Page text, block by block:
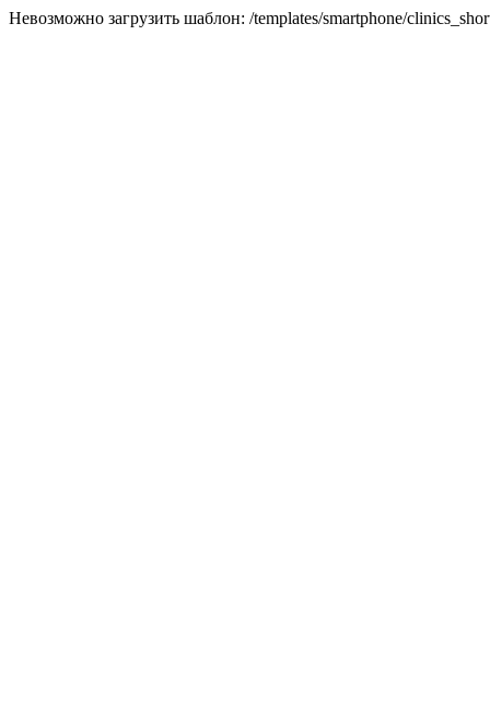
Невозможно загрузить шаблон: /templates/smartphone/